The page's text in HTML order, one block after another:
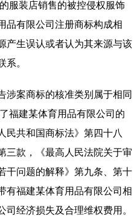
服装店销售的被控侵权服饰
品有限公司注册商标构成相
产生误认或者认为其来源与该
系。
涉案商标的核准类别属于相同
福建某体育用品有限公司的
民共和国商标法》第四十八
三款，《最高人民法院关于审
干问题的解释》第九条、第十
有福建某体育用品有限公司相
司经济损失及合理维权费用。